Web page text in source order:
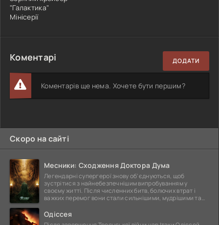
"Галактика"
Мінісерії
Коментарі ДОДАТИ
Коментарів ще нема. Хочете бути першим?
Скоро на сайті
Месники: Сходження Доктора Дума
Легендарні супергерої знову об'єднуються, щоб
зустрітися з найнебезпечнішим випробуванням у
своєму житті. Після численних битв, болючих втрат і
важких перемог вони стали сильнішими, мудрішими та
Одіссея